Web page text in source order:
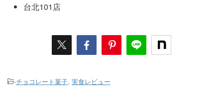
台北101店
-チョコレート菓子, 実食レビュー